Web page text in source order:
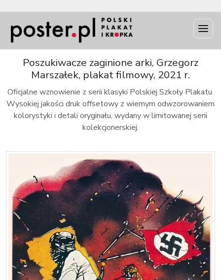
Poszukiwacze zaginione arki, Grzegorz
Marszałek, plakat filmowy, 2021 r.
Oficjalne wznowienie z serii klasyki Polskiej Szkoły Plakatu.
Wysokiej jakości druk offsetowy z wiernym odwzorowaniem
kolorystyki i detali oryginału, wydany w limitowanej serii
kolekcjonerskiej.